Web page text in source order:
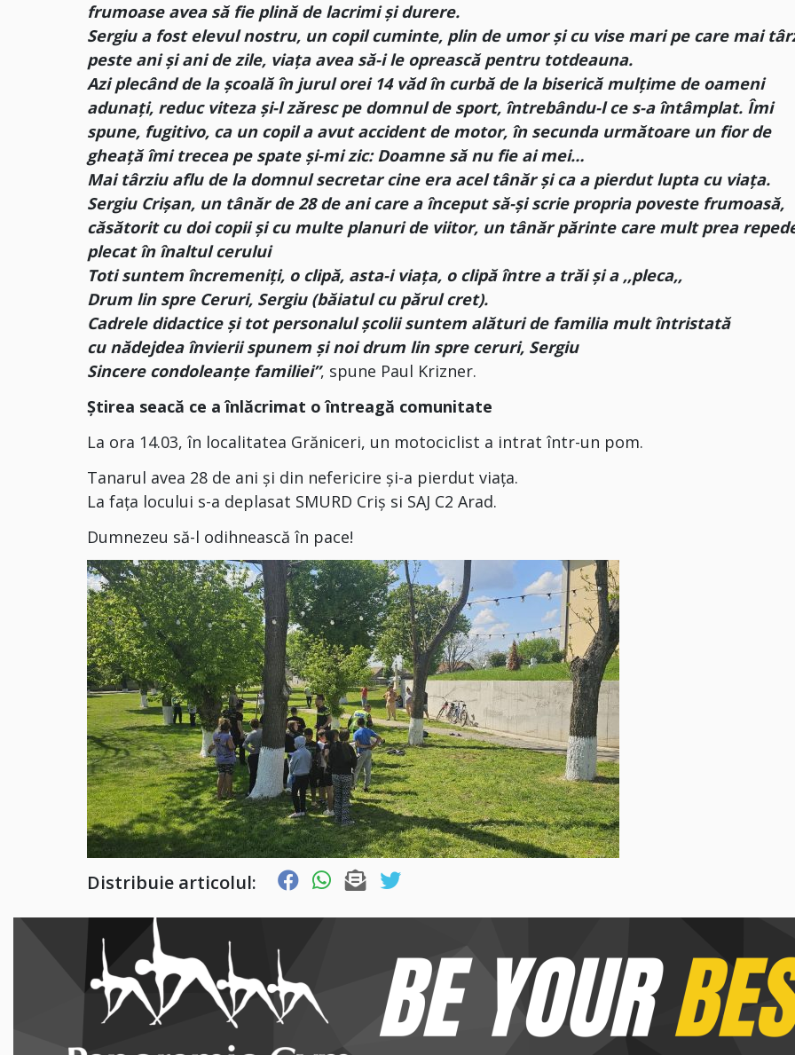
frumoase avea să fie plină de lacrimi și durere.
Sergiu a fost elevul nostru, un copil cuminte, plin de umor și cu vise mari pe care mai
peste ani și ani de zile, viața avea să-i le oprească pentru totdeauna.
Azi plecând de la școală în jurul orei 14 văd în curbă de la biserică mulțime de oameni
adunați, reduc viteza și-l zăresc pe domnul de sport, întrebându-l ce s-a întâmplat. Îmi
spune, fugitivo, ca un copil a avut accident de motor, în secunda următoare un fior de
gheață îmi trecea pe spate și-mi zic: Doamne să nu fie ai mei…
Mai târziu aflu de la domnul secretar cine era acel tânăr și ca a pierdut lupta cu viața.
Sergiu Crișan, un tânăr de 28 de ani care a început să-și scrie propria poveste frumoasă,
căsătorit cu doi copii și cu multe planuri de viitor, un tânăr părinte care mult prea
plecat în înaltul cerului
Toti suntem încremeniți, o clipă, asta-i viața, o clipă între a trăi și a ,,pleca,,
Drum lin spre Ceruri, Sergiu (băiatul cu părul cret).
Cadrele didactice și tot personalul școlii suntem alături de familia mult întristată
cu nădejdea învierii spunem și noi drum lin spre ceruri, Sergiu
Sincere condoleanțe familiei”, spune Paul Krizner.
Știrea seacă ce a înlăcrimat o întreagă comunitate
La ora 14.03, în localitatea Grăniceri, un motociclist a intrat într-un pom.
Tanarul avea 28 de ani și din nefericire și-a pierdut viața.
La fața locului s-a deplasat SMURD Criș si SAJ C2 Arad.
Dumnezeu să-l odihnească în pace!
Distribuie articolul: